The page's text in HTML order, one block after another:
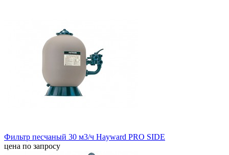
Фильтр песчаный 30 м3/ч Hayward PRO SIDE
цена по запросу